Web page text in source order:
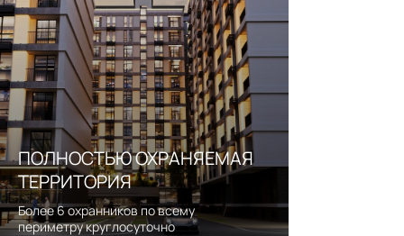
Более 6 охранников по всему
периметру круглосуточно
ПОЛНОСТЬЮ ОХРАНЯЕМАЯ
ТЕРРИТОРИЯ
№1
ИНВЕСТИЦИОННЫЙ
ПОТЕНЦИАЛ
В ДАГЕСТАНЕ
строиться у берега
самого чистого пляжа
в дагестане